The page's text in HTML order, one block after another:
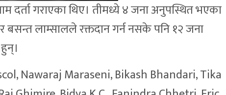
दर्ता गराएका थिए। तीमध्ये ४ जना अनुपस्थित भएका
बसन्त लाम्सालले रक्तदान गर्न नसके पनि १२ जना
Nawaraj Maraseni, Bikash Bhandari, Tika